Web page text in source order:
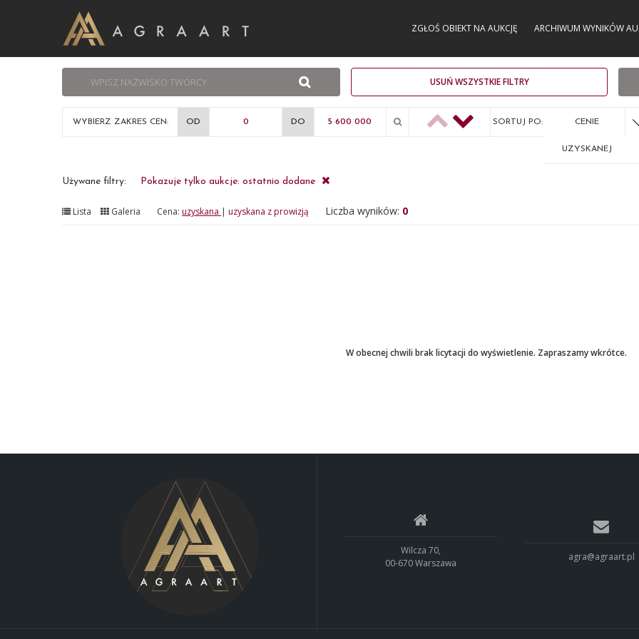
ZGŁOŚ OBIEKT NA AUKCJĘ ARCHIWUM WYNIKÓW
USUŃ WSZYSTKIE FILTRY
WYBIERZ ZAKRES CEN: OD DO SORTUJ PO: CENIE
UZYSKANEJ
Używane filtry: Pokazuje tylko aukcje: ostatnio dodane
Lista Galeria Cena: uzyskana | uzyskana z prowizją Liczba wyników: 0
W obecnej chwili brak licytacji do wyświetlenie. Zapraszamy wkrótce.
Wilcza 70,
00-670 Warszawa
agra@agraart.pl